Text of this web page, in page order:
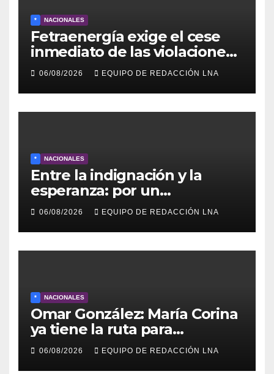
* NACIONALES
Fetraenergía exige el cese
inmediato de las violaciones
a los derechos laborales en la
Industria Petrolera
Venezolana
06/08/2026 EQUIPO DE REDACCIÓN LNA
* NACIONALES
Entre la indignación y la
esperanza: por un
movimiento de
reconstrucción y soberanía
nacional
06/08/2026 EQUIPO DE REDACCIÓN LNA
* NACIONALES
Omar González: María Corina
ya tiene la ruta para
reconstruir Venezuela
06/08/2026 EQUIPO DE REDACCIÓN LNA